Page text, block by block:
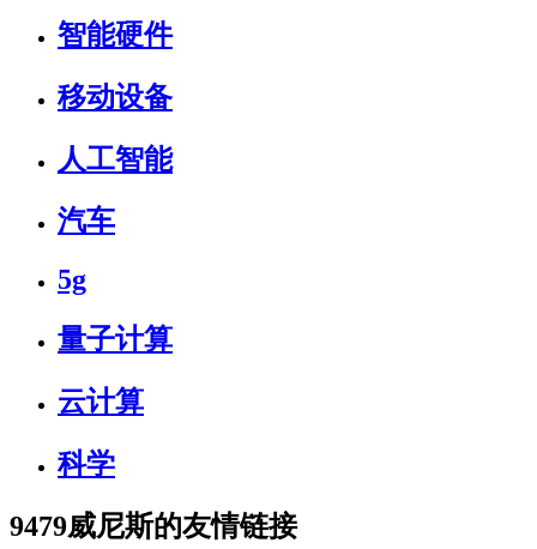
智能硬件
移动设备
人工智能
汽车
5g
量子计算
云计算
科学
9479威尼斯的友情链接